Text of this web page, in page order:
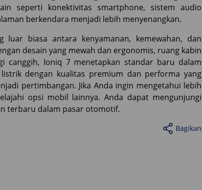
seperti konektivitas smartphone, sistem audio
berkendara menjadi lebih menyenangkan.
biasa antara kenyamanan, kemewahan, dan
desain yang mewah dan ergonomis, ruang kabin
canggih, Ioniq 7 menetapkan standar baru dalam
dengan kualitas premium dan performa yang
pertimbangan. Jika Anda ingin mengetahui lebih
opsi mobil lainnya. Anda dapat mengunjungi
terbaru dalam pasar otomotif.
Bagikan